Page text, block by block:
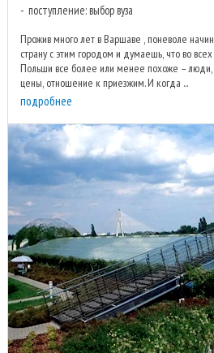
поступление: выбор вуза
Прожив много лет в Варшаве , поневоле
страну с этим городом и думаешь, что во
Польши все более или менее похоже – люди,
цены, отношение к приезжим. И когда ...
подробнее